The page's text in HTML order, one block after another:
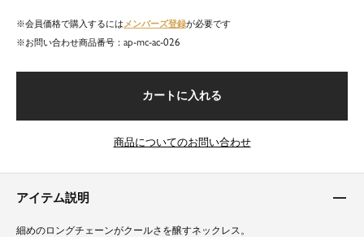
会員価格で購入するには メンバーズ登録が必要です
商品番号
ap-mc-ac-026
カートに入れる
商品についてのお問い合わせ
アイテム説明
細めのロングチェーンがクールさを醸すネックレス。